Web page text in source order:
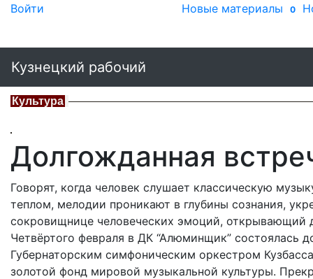
Войти Новые материалы 0
Кузнецкий рабочий
Культура
Долгожданная
Говорят, когда человек слушает классическую
теплом, мелодии проникают в глубины сознания,
сокровищнице человеческих эмоций, открывающий
Четвёртого февраля в ДК “Алюминщик” состоялась
Губернаторским симфоническим оркестром
золотой фонд мировой музыкальной культуры.